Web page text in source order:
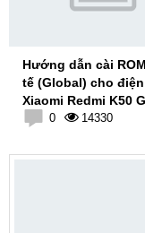
Hướng dẫn cài
tế (Global) cho
Xiaomi Redmi K50
0 14330